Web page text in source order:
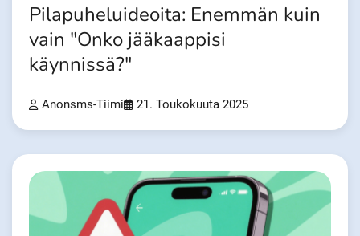
Pilapuheluideoita: Enemmän kuin
vain "Onko jääkaappisi
käynnissä?"
Anonsms-Tiimi 21. Toukokuuta 2025